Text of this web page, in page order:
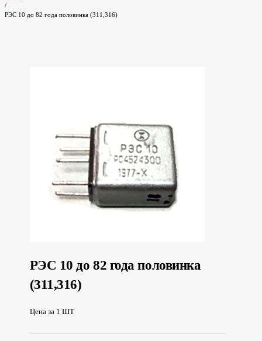
/
РЭС 10 до 82 года половинка (311,316)
РЭС 10 до 82 года половинка
(311,316)
Цена за 1 ШТ